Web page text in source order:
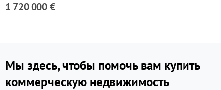
1 720 000 €
Мы здесь, чтобы помочь вам купить
коммерческую недвижимость